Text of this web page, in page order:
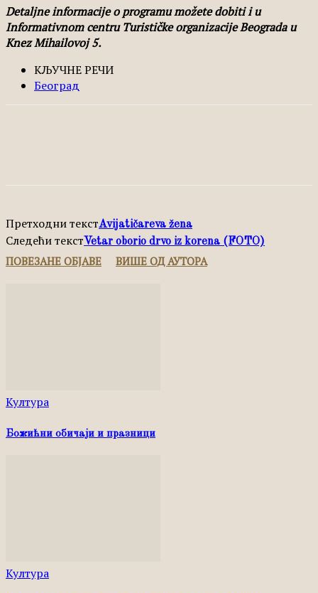
Detaljne informacije o programu možete dobiti i u
Informativnom centru Turističke organizacije Beograda u
Knez Mihailovoj 5.
КЉУЧНЕ РЕЧИ
Београд
Претходни текстAvijatičareva žena
Следећи текстVetar oborio drvo iz korena (FOTO)
ПОВЕЗАНЕ ОБЈАВЕ ВИШЕ ОД АУТОРА
Култура
Божићни обичаји и празници
Култура